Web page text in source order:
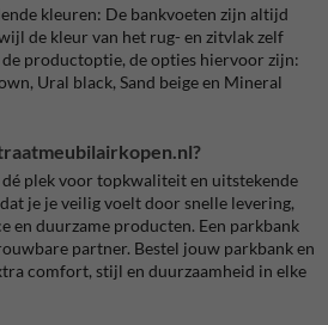
kleuren: De bankvoeten zijn altijd
de kleur van het rug- en zitvlak zelf
productoptie, de opties hiervoor zijn:
Ural black, Sand beige en Mineral
plek voor topkwaliteit en uitstekende
je je veilig voelt door snelle levering,
en duurzame producten. Een parkbank
partner. Bestel jouw parkbank en
comfort, stijl en duurzaamheid in elke